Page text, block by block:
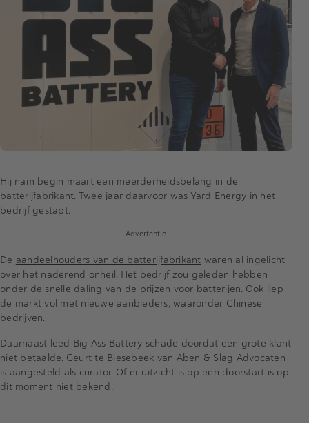
Hij nam begin maart een meerderheidsbelang in de
batterijfabrikant. Twee jaar daarvoor was Yard Energy in het
bedrijf gestapt.
Advertentie
De aandeelhouders van de batterijfabrikant waren al ingelicht
over het naderend onheil. Het bedrijf zou geleden hebben
onder de snelle daling van de prijzen voor batterijen. Ook liep
de markt vol met nieuwe aanbieders, waaronder Chinese
bedrijven.
Daarnaast leed Big Ass Battery schade doordat een grote klant
niet betaalde. Geurt te Biesebeek van Aben & Slag Advocaten
is aangesteld als curator. Of er uitzicht is op een doorstart is op
dit moment niet bekend.